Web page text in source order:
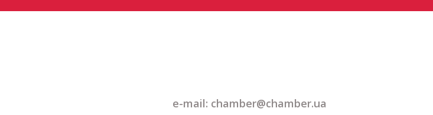
e-mail: chamber@chamber.ua